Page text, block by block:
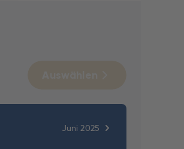
Juni 2025